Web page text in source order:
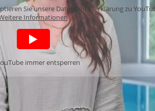
Sie unsere Datenschutzerklärung zu
Informationen
immer entsperren